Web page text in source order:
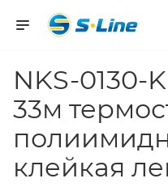
NKS-0130-
33м
клейкая